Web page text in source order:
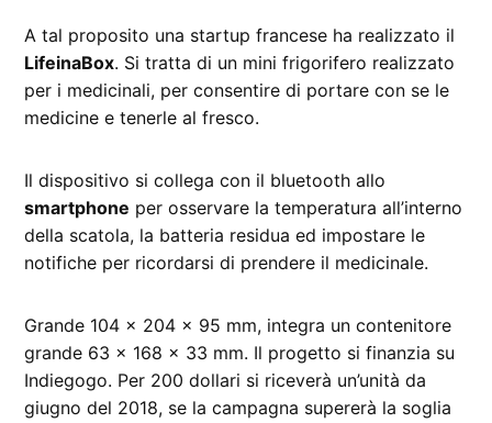
A tal proposito una startup francese ha realizzato il
LifeinaBox. Si tratta di un mini frigorifero realizzato
per i medicinali, per consentire di portare con se le
medicine e tenerle al fresco.
Il dispositivo si collega con il bluetooth allo
smartphone per osservare la temperatura all’interno
della scatola, la batteria residua ed impostare le
notifiche per ricordarsi di prendere il medicinale.
Grande 104 x 204 x 95 mm, integra un contenitore
grande 63 x 168 x 33 mm. Il progetto si finanzia su
Indiegogo. Per 200 dollari si riceverà un’unità da
giugno del 2018, se la campagna supererà la soglia